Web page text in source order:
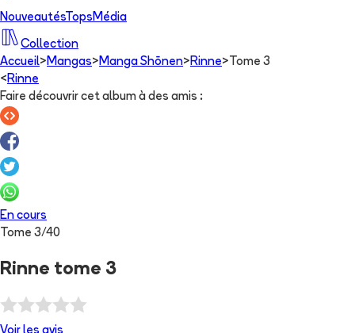
NouveautésTops Média
Collection
Accueil> Mangas> Manga Shōnen> Rinne> Tome 3
< Rinne
Faire découvrir cet album à des amis :
En cours
Tome 3/40
Rinne tome 3